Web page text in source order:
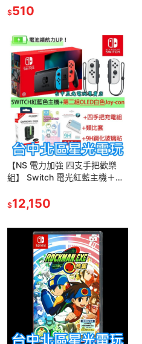
$510
【NS 電力加強 四支手把歡樂
組】 Switch 電光紅藍主機＋第
【台灣公司貨】台中星光電玩
$12,150